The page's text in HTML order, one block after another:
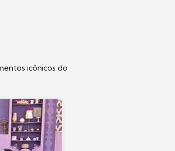
icônicos do